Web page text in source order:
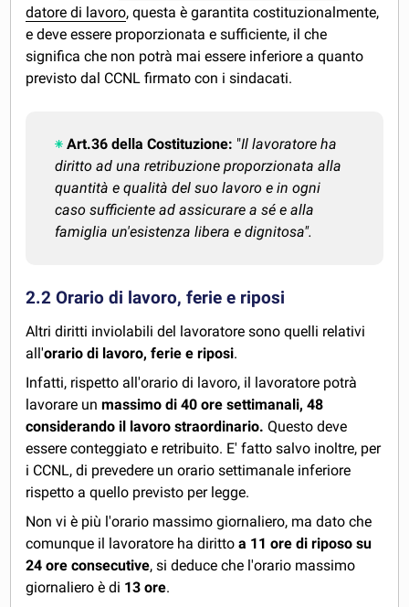
datore di lavoro, questa è garantita costituzionalmente,
e deve essere proporzionata e sufficiente, il che
significa che non potrà mai essere inferiore a quanto
previsto dal CCNL firmato con i sindacati.
Art.36 della Costituzione: "Il lavoratore ha
diritto ad una retribuzione proporzionata alla
quantità e qualità del suo lavoro e in ogni
caso sufficiente ad assicurare a sé e alla
famiglia un'esistenza libera e dignitosa".
2.2 Orario di lavoro, ferie e riposi
Altri diritti inviolabili del lavoratore sono quelli relativi
all'orario di lavoro, ferie e riposi.
Infatti, rispetto all'orario di lavoro, il lavoratore potrà
lavorare unmassimo di 40 ore settimanali, 48
considerando il lavoro straordinario. Questo deve
essere conteggiato e retribuito. E' fatto salvo inoltre, per
i CCNL, di prevedere un orario settimanale inferiore
rispetto a quello previsto per legge.
Non vi è più l'orario massimo giornaliero, ma dato che
comunque il lavoratore ha diritto a 11 ore di riposo su
24 ore consecutive, si deduce che l'orario massimo
giornaliero è di 13 ore.